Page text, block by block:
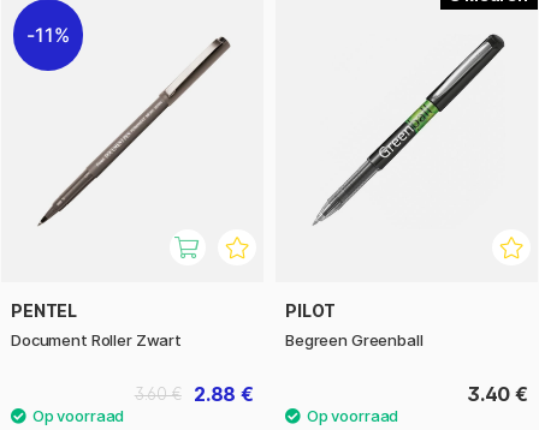
11%
PENTEL
Document Roller Zwart
2.88 €
3.60 €
PILOT
Begreen Greenball
3.40 €